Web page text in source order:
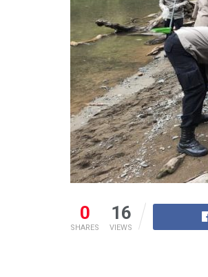
0
SHARES
16
VIEWS